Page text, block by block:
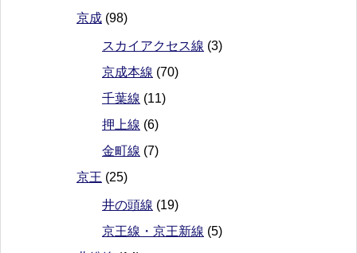
京成 (98)
スカイアクセス線 (3)
京成本線 (70)
千葉線 (11)
押上線 (6)
金町線 (7)
京王 (25)
井の頭線 (19)
京王線・京王新線 (5)